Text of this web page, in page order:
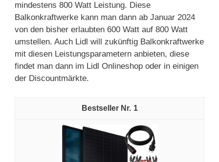
mindestens 800 Watt Leistung. Diese
Balkonkraftwerke kann man dann ab Januar 2024
von den bisher erlaubten 600 Watt auf 800 Watt
umstellen. Auch Lidl will zukünftig Balkonkraftwerke
mit diesen Leistungsparametern anbieten, diese
findet man dann im Lidl Onlineshop oder in einigen
der Discountmärkte.
1